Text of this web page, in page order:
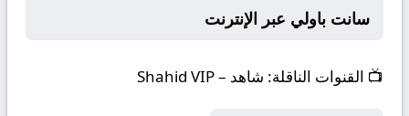
سانت باولي عبر الإنترنت
📺 القنوات الناقلة: شاهد – Shahid VIP